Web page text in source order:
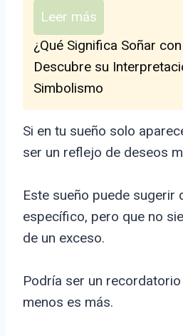
Leer más
¿Qué Significa Soñar
Descubre su
Simbolismo
Si en tu sueño solo
ser un reflejo de deseos
Este sueño puede sugerir
específico, pero que no
de un exceso.
Podría ser un recordatorio
menos es más.